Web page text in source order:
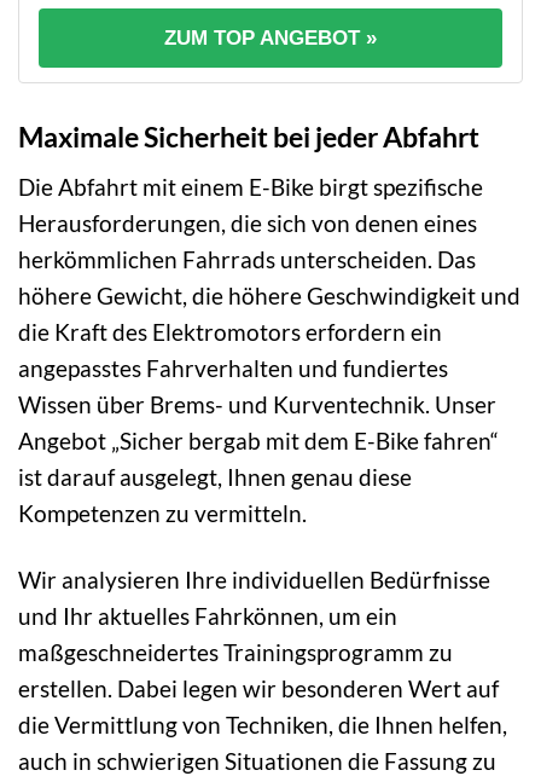
ZUM TOP ANGEBOT »
Maximale Sicherheit bei jeder Abfahrt
Die Abfahrt mit einem E-Bike birgt spezifische
Herausforderungen, die sich von denen eines
herkömmlichen Fahrrads unterscheiden. Das
höhere Gewicht, die höhere Geschwindigkeit und
die Kraft des Elektromotors erfordern ein
angepasstes Fahrverhalten und fundiertes
Wissen über Brems- und Kurventechnik. Unser
Angebot „Sicher bergab mit dem E-Bike fahren“
ist darauf ausgelegt, Ihnen genau diese
Kompetenzen zu vermitteln.
Wir analysieren Ihre individuellen Bedürfnisse
und Ihr aktuelles Fahrkönnen, um ein
maßgeschneidertes Trainingsprogramm zu
erstellen. Dabei legen wir besonderen Wert auf
die Vermittlung von Techniken, die Ihnen helfen,
auch in schwierigen Situationen die Fassung zu